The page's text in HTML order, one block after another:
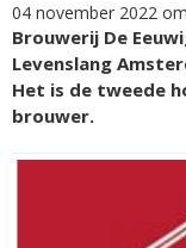
04 november 2022
Brouwerij De
Levenslang
Het is de tweede
brouwer.